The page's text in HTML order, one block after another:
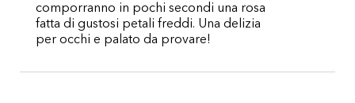
comporranno in pochi secondi una rosa
fatta di gustosi petali freddi. Una delizia
per occhi e palato da provare!